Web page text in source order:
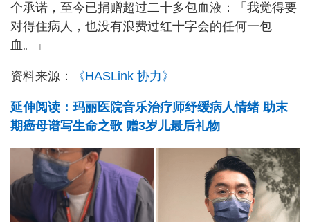
个承诺，至今已捐赠超过二十多包血液：「我觉得要
对得住病人，也没有浪费过红十字会的任何一包
血。」
资料来源： 《HASLink 协力》
延伸阅读：玛丽医院音乐治疗师纾缓病人情绪 助末
期癌母谱写生命之歌 赠3岁儿最后礼物